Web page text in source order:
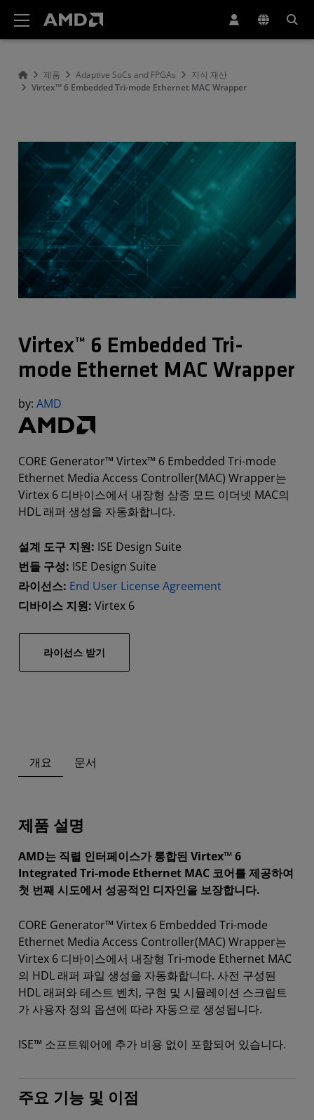
제품 Adaptive SoCs and FPGAs
지식 재산
Virtex™ 6 Embedded Tri-mode Ethernet MAC Wrapper
Virtex™ 6 Embedded Tri-
mode Ethernet MAC Wrapper
by: AMD
CORE Generator™ Virtex™ 6 Embedded Tri-mode
Ethernet Media Access Controller(MAC) Wrapper는
Virtex 6 디바이스에서 내장형 삼중 모드 이더넷 MAC의
HDL 래퍼 생성을 자동화합니다.
설계 도구 지원: ISE Design Suite
번들 구성: ISE Design Suite
라이선스: End User License Agreement
디바이스 지원: Virtex 6
라이선스 받기
개요 문서
제품 설명
AMD는 직렬 인터페이스가 통합된 Virtex™ 6
Integrated Tri-mode Ethernet MAC 코어를 제공하여
첫 번째 시도에서 성공적인 디자인을 보장합니다.
CORE Generator™ Virtex 6 Embedded Tri-mode
Ethernet Media Access Controller(MAC) Wrapper는
Virtex 6 디바이스에서 내장형 Tri-mode Ethernet MAC
의 HDL 래퍼 파일 생성을 자동화합니다. 사전 구성된
HDL 래퍼와 테스트 벤치, 구현 및 시뮬레이션 스크립트
가 사용자 정의 옵션에 따라 자동으로 생성됩니다.
ISE™ 소프트웨어에 추가 비용 없이 포함되어 있습니다.
주요 기능 및 이점